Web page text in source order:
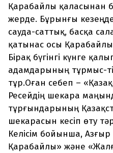
Қарабайлы қаласынан
жерде. Бұрынғы
сауда-саттық, басқа
қатынас осы
Бірақ бүгінгі күнге
адамдарының тұрмыс-
тұр.Оған себеп –
Ресейдің шекара
тұрғындарының
шекарасын кесіп өту
Келісім бойынша, Азғыр
Қарабайлы» және